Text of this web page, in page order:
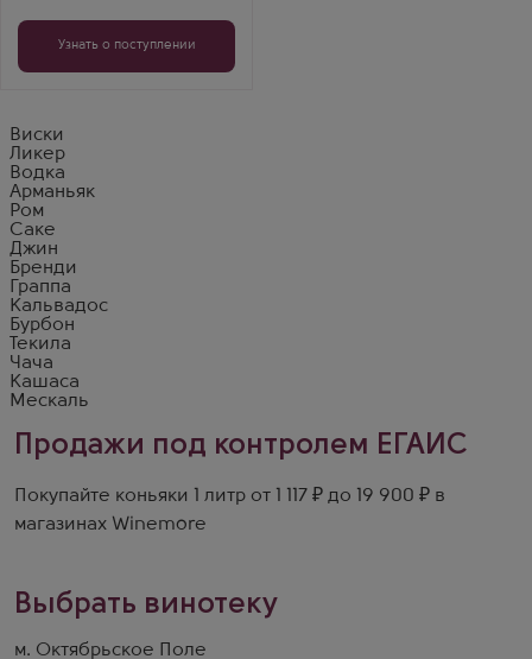
бутылка — хватит
надолго.
Узнать о поступлении
Виски
Ликер
Водка
Арманьяк
Ром
Саке
Джин
Бренди
Граппа
Кальвадос
Бурбон
Текила
Чача
Кашаса
Мескаль
Продажи под контролем ЕГАИС
Покупайте коньяки 1 литр от 1 117 ₽ до 19 900 ₽ в
магазинах Winemore
Выбрать винотеку
м. Октябрьское Поле